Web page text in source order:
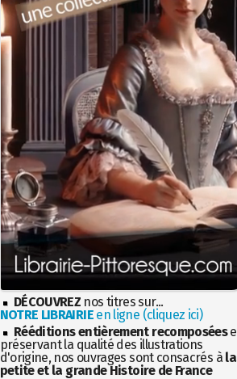
DÉCOUVREZ nos titres sur...
NOTRE LIBRAIRIEen ligne (cliquez ici)
Rééditions entièrement recomposées
préservant la qualité des illustrations
d'origine, nos ouvrages sont consacrés à la
petite et la grande Histoire de France